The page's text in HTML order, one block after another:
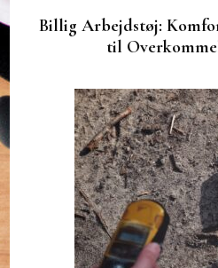
Billig Arbejdstøj:
til